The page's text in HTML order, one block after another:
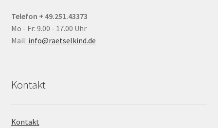
Telefon + 49.251.43373
Mo - Fr: 9.00 - 17.00 Uhr
Mail: info@raetselkind.de
Kontakt
Kontakt